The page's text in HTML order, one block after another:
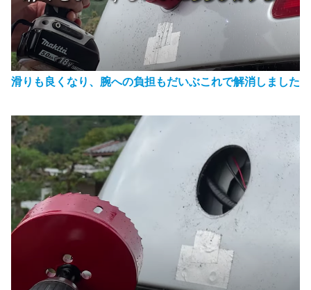
滑りも良くなり、腕への負担もだいぶこれで解消しました